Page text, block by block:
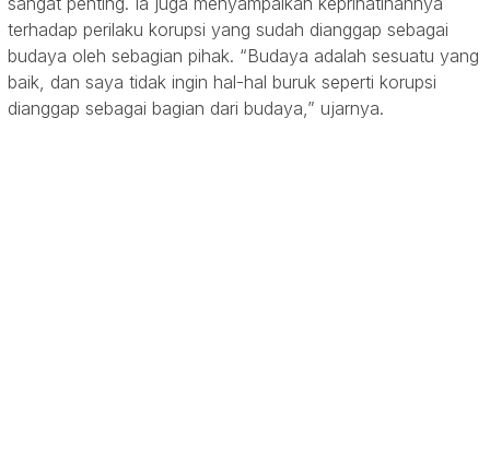
terhadap perilaku korupsi yang sudah dianggap sebagai
budaya oleh sebagian pihak. “Budaya adalah sesuatu yang
baik, dan saya tidak ingin hal-hal buruk seperti korupsi
dianggap sebagai bagian dari budaya,” ujarnya.